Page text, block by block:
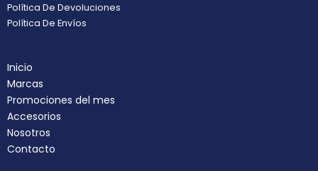
Política De Devoluciones
Política De Envíos
Inicio
Marcas
Promociones del mes
Accesorios
Nosotros
Contacto